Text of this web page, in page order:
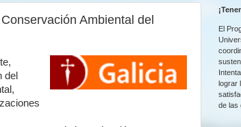
Ambiental del
del
¡
El
lograr
de las